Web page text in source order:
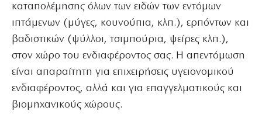
καταπολέμησης όλων των ειδών των εντόμων
ιπτάμενων (μύγες, κουνούπια, κλπ.), ερπόντων και
βαδιστικών (ψύλλοι, τσιμπούρια, ψείρες κλπ.),
στον χώρο του ενδιαφέροντος σας. Η απεντόμωση
είναι απαραίτητη για επιχειρήσεις υγειονομικού
ενδιαφέροντος, αλλά και για επαγγελματικούς και
βιομηχανικούς χώρους.